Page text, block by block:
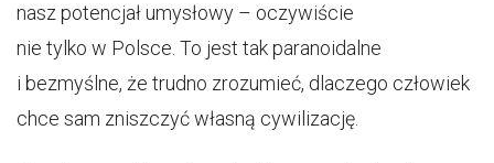
nasz potencjał umysłowy – oczywiście
nie tylko w Polsce. To jest tak paranoidalne
i bezmyślne, że trudno zrozumieć, dlaczego człowiek
chce sam zniszczyć własną cywilizację.